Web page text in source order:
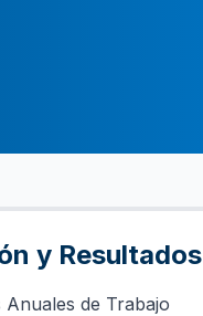
y Resultados
Anuales de Trabajo